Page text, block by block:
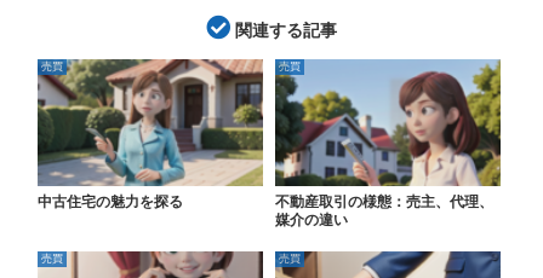
関連する記事
売買
中古住宅の魅力を探る
売買
不動産取引の様態：売主、代理、
媒介の違い
売買 売買